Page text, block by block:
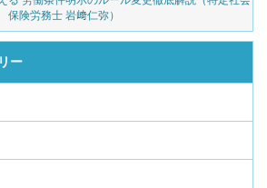
保険労務士 岩﨑仁弥）
ー